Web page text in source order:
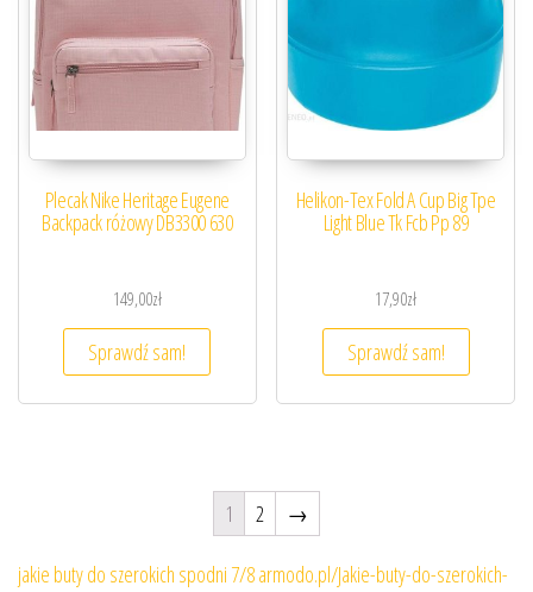
Plecak Nike Heritage Eugene
Backpack różowy DB3300 630
149,00zł
Sprawdź sam!
Helikon-Tex Fold A Cup Big Tpe
Light Blue Tk Fcb Pp 89
17,90zł
Sprawdź sam!
1 2 →
jakie buty do szerokich spodni 7/8 armodo.pl/Jakie-buty-do-szerokich-